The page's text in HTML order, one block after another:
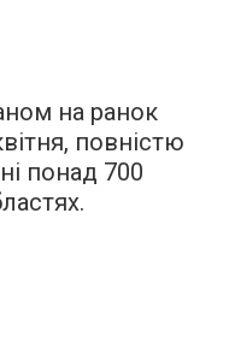
на ранок
повністю
понад 700